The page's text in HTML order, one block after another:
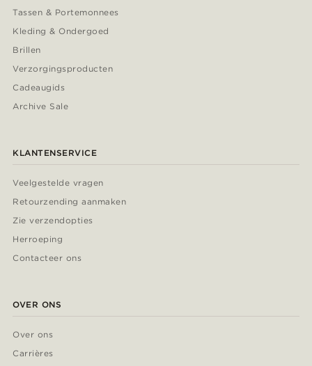
Tassen & Portemonnees
Kleding & Ondergoed
Brillen
Verzorgingsproducten
Cadeaugids
Archive Sale
KLANTENSERVICE
Veelgestelde vragen
Retourzending aanmaken
Zie verzendopties
Herroeping
Contacteer ons
OVER ONS
Over ons
Carrières